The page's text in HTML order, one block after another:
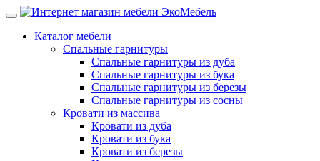
Каталог мебели
Спальные гарнитуры
Спальные гарнитуры из дуба
Спальные гарнитуры из бука
Спальные гарнитуры из березы
Спальные гарнитуры из сосны
Кровати из массива
Кровати из дуба
Кровати из бука
Кровати из березы